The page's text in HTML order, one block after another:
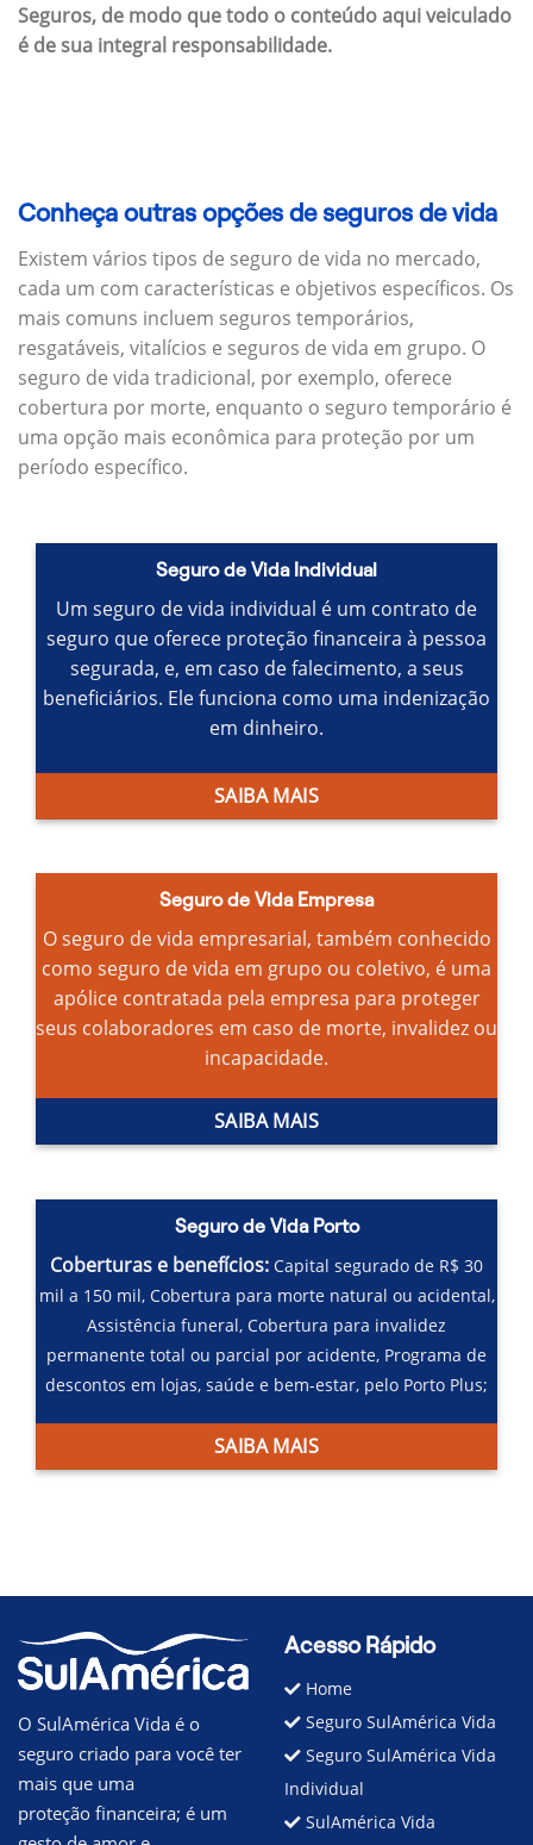
Seguros, de modo que todo o conteúdo aqui veiculado
é de sua integral responsabilidade.
Conheça outras opções de seguros de vida
Existem vários tipos de seguro de vida no mercado,
cada um com características e objetivos específicos. Os
mais comuns incluem seguros temporários,
resgatáveis, vitalícios e seguros de vida em grupo. O
seguro de vida tradicional, por exemplo, oferece
cobertura por morte, enquanto o seguro temporário é
uma opção mais econômica para proteção por um
período específico.
Seguro de Vida Individual
Um seguro de vida individual é um contrato de
seguro que oferece proteção financeira à pessoa
segurada, e, em caso de falecimento, a seus
beneficiários. Ele funciona como uma indenização
em dinheiro.
SAIBA MAIS
Seguro de Vida Empresa
O seguro de vida empresarial, também conhecido
como seguro de vida em grupo ou coletivo, é uma
apólice contratada pela empresa para proteger
seus colaboradores em caso de morte, invalidez ou
incapacidade.
SAIBA MAIS
Seguro de Vida Porto
Coberturas e benefícios: Capital segurado de R$ 30
mil a 150 mil, Cobertura para morte natural ou acidental,
Assistência funeral,Cobertura para invalidez
permanente total ou parcial por acidente, Programa de
descontos em lojas, saúde e bem-estar, pelo Porto Plus;
SAIBA MAIS
O SulAmérica Vida é o
seguro criado para você ter
mais que uma
proteção financeira; é um
Acesso Rápido
Home
Seguro SulAmérica Vida
Seguro SulAmérica Vida
Individual
SulAmérica Vida